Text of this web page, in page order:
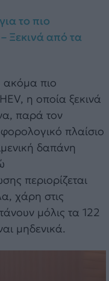
το πιο
Ξεκινά από τα
ακόμα πιο
η οποία ξεκινά
παρά τον
πλαίσιο
δαπάνη
περιορίζεται
χάρη στις
μόλις τα 122
μηδενικά.